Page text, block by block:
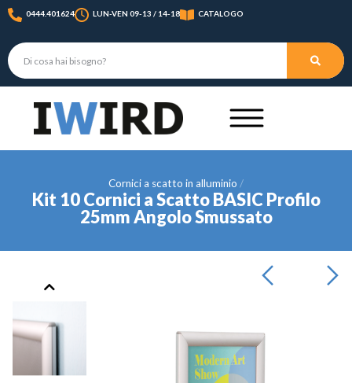
0444.401624 LUN-VEN 09-13 / 14-18 CATALOGO
Cornici a scatto in alluminio
Kit 10 Cornici a Scatto BASIC Profilo
25mm Angolo Smussato